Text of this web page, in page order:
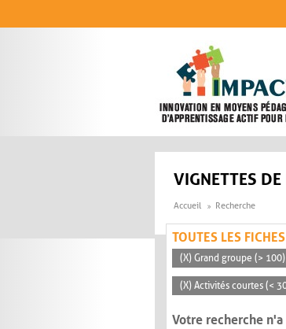
VIGNETTES
Accueil Recherche
TOUTES LES
(X) Grand groupe (> 100)
(X) Activités courtes (<
Votre recherche